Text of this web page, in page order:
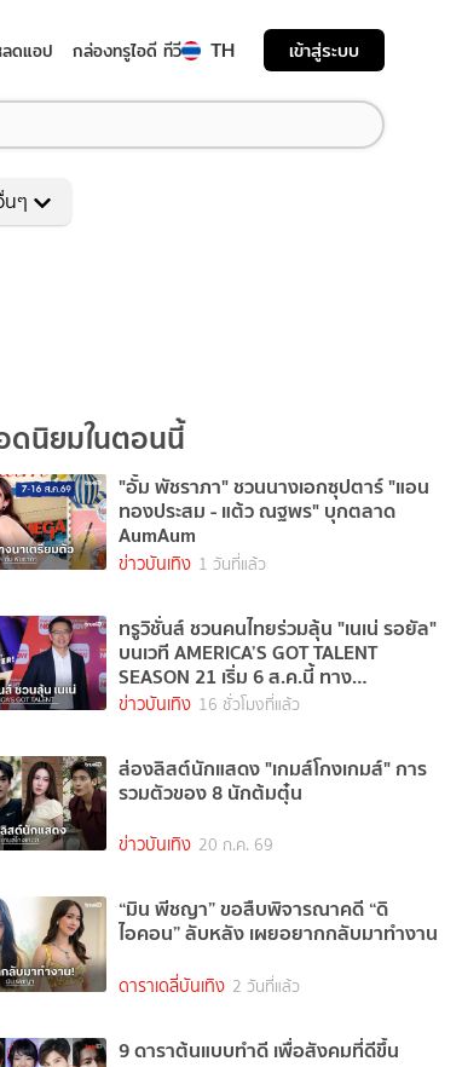
ลดแอป กล่องทรูไอดี ทีวี TH เข้าสู่ระบบ
นๆ
ดนิยมในตอนนี้
"อั้ม พัชราภา" ชวนนางเอกซุปตาร์ "แอน
ทองประสม - แต้ว ณฐพร" บุกตลาด
AumAum
ข่าวบันเทิง 1 วันที่แล้ว
ทรูวิชั่นส์ ชวนคนไทยร่วมลุ้น "เนเน่ รอยัล"
บนเวที AMERICA’S GOT TALENT
SEASON 21 เริ่ม 6 ส.ค.นี้ ทาง
TrueVisions NOW
ข่าวบันเทิง 16 ชั่วโมงที่แล้ว
ส่องลิสต์นักแสดง "เกมส์โกงเกมส์" การ
รวมตัวของ 8 นักต้มตุ๋น
ข่าวบันเทิง 20 ก.ค. 69
“มิน พีชญา” ขอสืบพิจารณาคดี “ดิ
ไอคอน” ลับหลัง เผยอยากกลับมาทำงาน
ดาราเดลี่บันเทิง 2 วันที่แล้ว
9 ดาราต้นแบบทำดี เพื่อสังคมที่ดีขึ้น